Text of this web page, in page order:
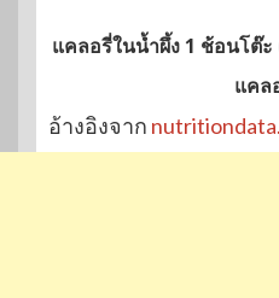
แคลอรี่ในน้ำผึ้ง 1 ช้อนโต๊ะ
แคล
อ้างอิงจาก